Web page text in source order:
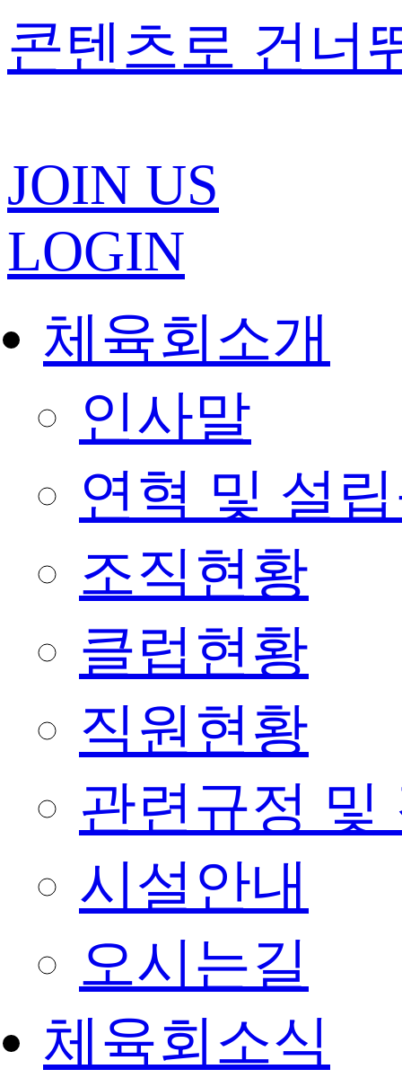
콘텐츠로 건너
JOIN US
LOGIN
체육회소개
인사말
연혁 및 설
조직현황
클럽현황
직원현황
관련규정 및
시설안내
오시는길
체육회소식